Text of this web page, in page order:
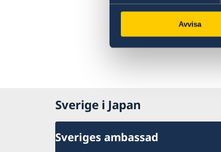
Avvisa
Sverige i Japan
Sveriges ambassad